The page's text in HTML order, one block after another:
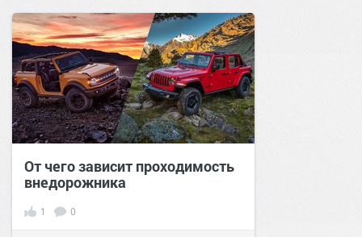
От чего зависит проходимость
внедорожника
1 0